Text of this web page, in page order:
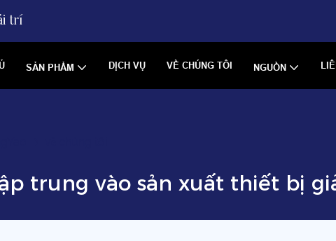
trí
SẢN PHẨM DỊCH VỤ VỀ CHÚNG TÔI NGUỒN
trung vào sản xuất thiết bị